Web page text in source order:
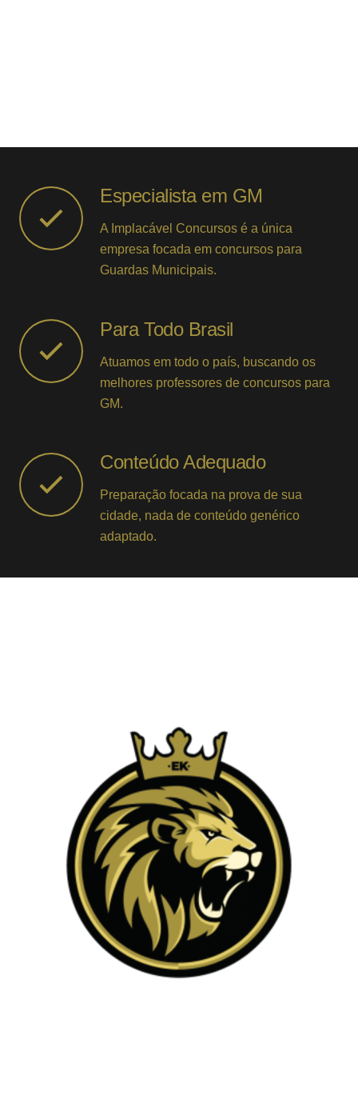
Especialista em GM
A Implacável Concursos é a única
empresa focada em concursos para
Guardas Municipais.
Para Todo Brasil
Atuamos em todo o país, buscando os
melhores professores de concursos para
GM.
Conteúdo Adequado
Preparação focada na prova de sua
cidade, nada de conteúdo genérico
adaptado.